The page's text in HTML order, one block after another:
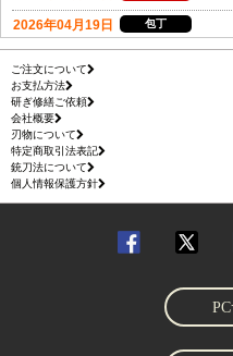
ご注文について
お支払方法
研ぎ修繕ご依頼
会社概要
刃物について
特定商取引法表記
銃刀法について
個人情報保護方針